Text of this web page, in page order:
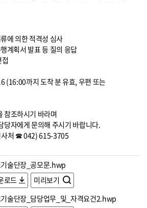
에 의한 적격성 심사
계획서 발표 등 질의 응답
(16:00까지 도착 분 유효, 우편 또는
참조하시기 바라며
당자에게 문의해 주시기 바랍니다.
사처 ☎ 042) 615-3705
술단장_공모문.hwp
로드
미리보기
술단장_담당업무_및_자격요건2.hwp